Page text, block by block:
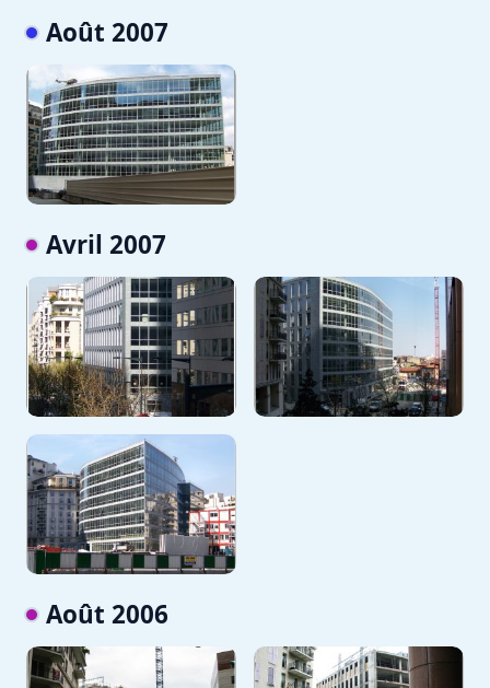
Août 2007
Avril 2007
Août 2006